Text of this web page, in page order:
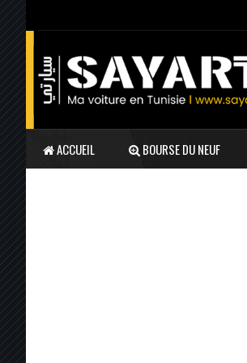
ACCUEIL BOURSE DU NEUF